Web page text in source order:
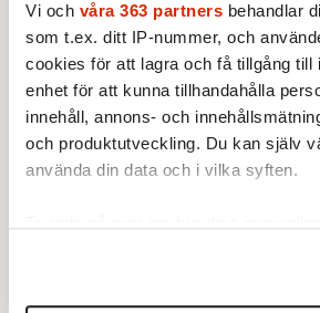
Vi och våra 363 partners behandlar
som t.ex. ditt IP-nummer, och
cookies för att lagra och få tillgång till
enhet för att kunna tillhandahålla
innehåll, annons- och
och produktutveckling. Du kan själv
använda din data och i vilka syften.
Du kan ändra eller dra tillbaka ditt
helst från cookie-förklaringen.
Privatekonomi
4.1/ 5
För att läsa mer om vad vi mäter och
viktas,klicka här